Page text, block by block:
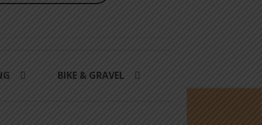
BIKE & GRAVEL